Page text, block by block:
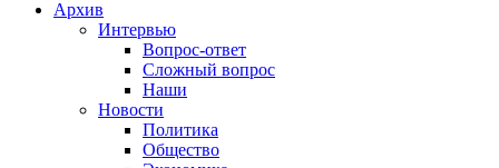
Архив
Интервью
Вопрос-ответ
Сложный вопрос
Наши
Новости
Политика
Общество